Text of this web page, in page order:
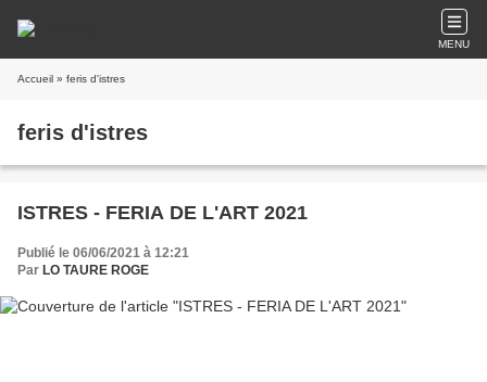
MENU
Accueil » feris d'istres
feris d'istres
ISTRES - FERIA DE L'ART 2021
Publié le 06/06/2021 à 12:21
Par LO TAURE ROGE